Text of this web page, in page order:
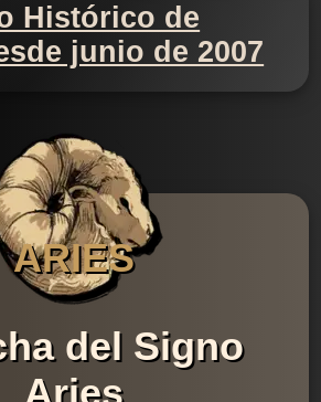
Histórico de
junio de 2007
ARIES
del Signo